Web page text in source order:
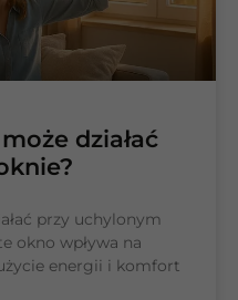
działać
przy uchylonym
okno wpływa na
energii i komfort